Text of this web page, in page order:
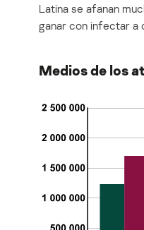
Latina se afanan
ganar con infectar a
Medios de los